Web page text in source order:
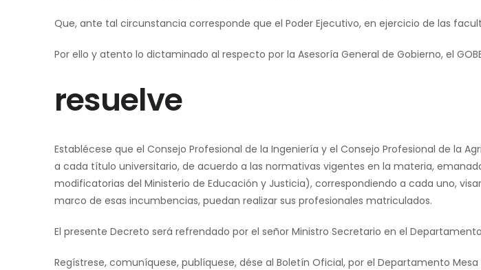
Que, ante tal circunstancia corresponde que el Poder Ejecutivo, en ejercicio de las
Por ello y atento lo dictaminado al respecto por la Asesoría General de Gobierno, el
resuelve
Establécese que el Consejo Profesional de la Ingeniería y el Consejo Profesional de la
a cada título universitario, de acuerdo a las normativas vigentes en la materia,
modificatorias del Ministerio de Educación y Justicia), correspondiendo a cada uno,
marco de esas incumbencias, puedan realizar sus profesionales matriculados.
El presente Decreto será refrendado por el señor Ministro Secretario en el
Regístrese, comuníquese, publíquese, dése al Boletín Oficial, por el Departamento